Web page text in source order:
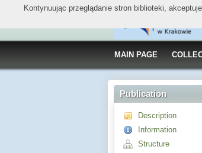
MAIN PAGE
Publication
Description
Information
Structure
Kontynuując przeglądanie stron biblioteki,